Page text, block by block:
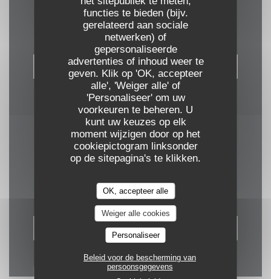
functies te bieden (bijv.
gerelateerd aan sociale
netwerken) of
gepersonaliseerde
advertenties of inhoud weer te
geven. Klik op 'OK, accepteer
alle', 'Weiger alle' of
'Personaliseer' om uw
voorkeuren te beheren. U
kunt uw keuzes op elk
moment wijzigen door op het
cookiepictogram linksonder
op de sitepagina's te klikken.
OK, accepteer alle
Weiger alle cookies
Personaliseer
Beleid voor de bescherming van
persoonsgegevens
Neem contact met ons op
RESERVEER EEN TAFEL
Word op de hoogte gehouden
Schrijf je in op onze nieuwsbrief om gepersonaliseerde communicatie
ABONNEREN